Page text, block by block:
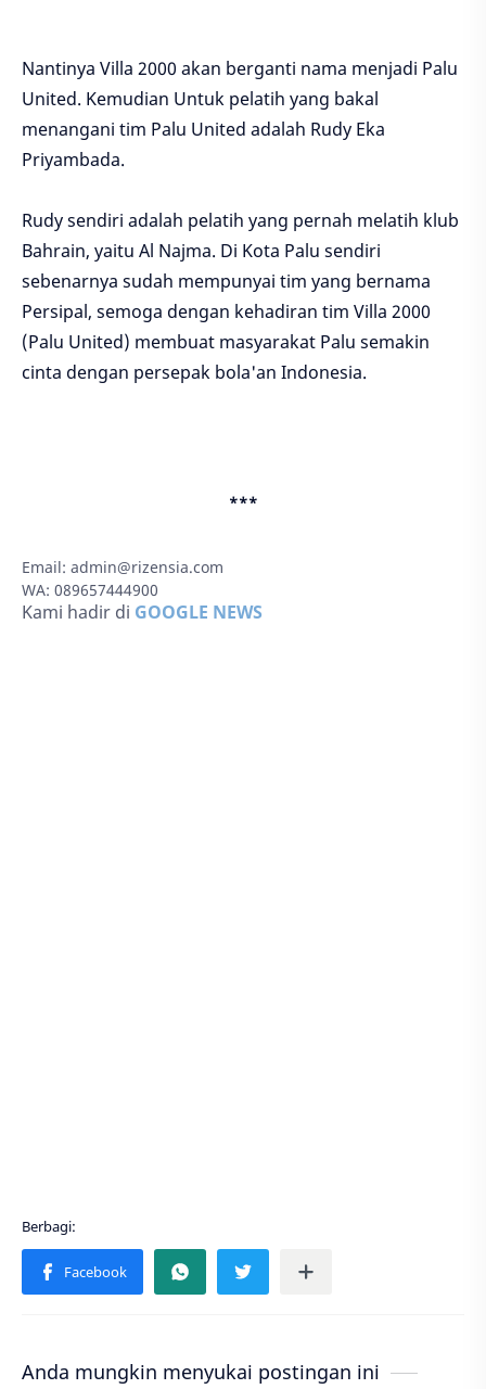
Nantinya Villa 2000 akan berganti nama menjadi Palu
United. Kemudian Untuk pelatih yang bakal
menangani tim Palu United adalah Rudy Eka
Priyambada.
Rudy sendiri adalah pelatih yang pernah melatih klub
Bahrain, yaitu Al Najma. Di Kota Palu sendiri
sebenarnya sudah mempunyai tim yang bernama
Persipal, semoga dengan kehadiran tim Villa 2000
(Palu United) membuat masyarakat Palu semakin
cinta dengan persepak bola'an Indonesia.
***
Email: admin@rizensia.com
WA: 089657444900
Kami hadir di GOOGLE NEWS
Anda mungkin menyukai postingan ini